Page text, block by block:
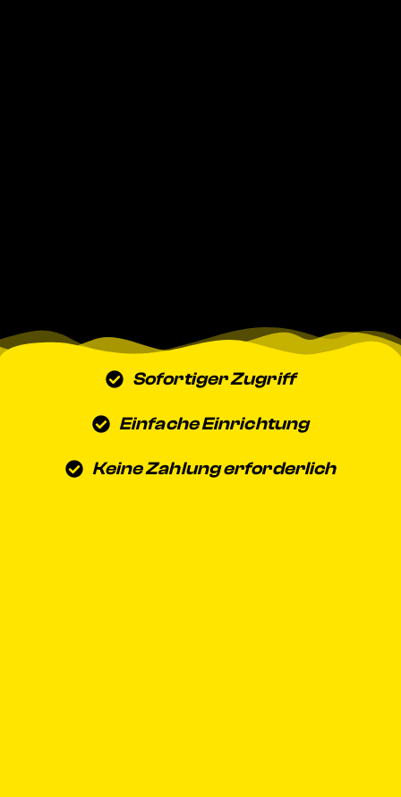
Sofortiger Zugriff
Einfache Einrichtung
Keine Zahlung erforderlich